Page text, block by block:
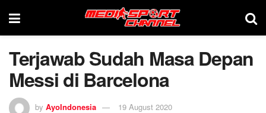
Terjawab Sudah Masa Depan
Messi di Barcelona
by AyoIndonesia 19 August 2020